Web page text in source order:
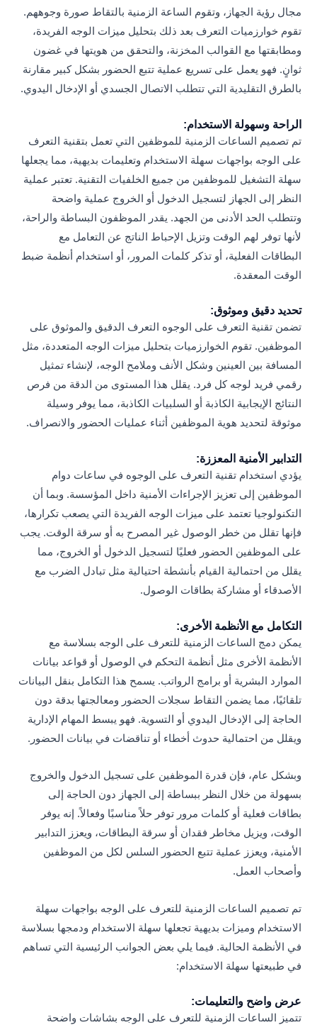
مجال رؤية الجهاز، وتقوم الساعة الزمنية بالتقاط صورة وجوههم.
تقوم خوارزميات التعرف بعد ذلك بتحليل ميزات الوجه الفريدة،
ومطابقتها مع القوالب المخزنة، والتحقق من هويتها في غضون
ثوانٍ. فهو يعمل على تسريع عملية تتبع الحضور بشكل كبير مقارنة
بالطرق التقليدية التي تتطلب الاتصال الجسدي أو الإدخال اليدوي.
الراحة وسهولة الاستخدام:
تم تصميم الساعات الزمنية للموظفين التي تعمل بتقنية التعرف
على الوجه بواجهات سهلة الاستخدام وتعليمات بديهية، مما يجعلها
سهلة التشغيل للموظفين من جميع الخلفيات التقنية. تعتبر عملية
النظر إلى الجهاز لتسجيل الدخول أو الخروج عملية واضحة
وتتطلب الحد الأدنى من الجهد. يقدر الموظفون البساطة والراحة،
لأنها توفر لهم الوقت وتزيل الإحباط الناتج عن التعامل مع
البطاقات الفعلية، أو تذكر كلمات المرور، أو استخدام أنظمة ضبط
الوقت المعقدة.
تحديد دقيق وموثوق:
تضمن تقنية التعرف على الوجوه التعرف الدقيق والموثوق على
الموظفين. تقوم الخوارزميات بتحليل ميزات الوجه المتعددة، مثل
المسافة بين العينين وشكل الأنف وملامح الوجه، لإنشاء تمثيل
رقمي فريد لوجه كل فرد. يقلل هذا المستوى من الدقة من فرص
النتائج الإيجابية الكاذبة أو السلبيات الكاذبة، مما يوفر وسيلة
موثوقة لتحديد هوية الموظفين أثناء عمليات الحضور والانصراف.
التدابير الأمنية المعززة:
يؤدي استخدام تقنية التعرف على الوجوه في ساعات دوام
الموظفين إلى تعزيز الإجراءات الأمنية داخل المؤسسة. وبما أن
التكنولوجيا تعتمد على ميزات الوجه الفريدة التي يصعب تكرارها،
فإنها تقلل من خطر الوصول غير المصرح به أو سرقة الوقت. يجب
على الموظفين الحضور فعليًا لتسجيل الدخول أو الخروج، مما
يقلل من احتمالية القيام بأنشطة احتيالية مثل تبادل الضرب مع
الأصدقاء أو مشاركة بطاقات الوصول.
التكامل مع الأنظمة الأخرى:
يمكن دمج الساعات الزمنية للتعرف على الوجه بسلاسة مع
الأنظمة الأخرى مثل أنظمة التحكم في الوصول أو قواعد بيانات
الموارد البشرية أو برامج الرواتب. يسمح هذا التكامل بنقل البيانات
تلقائيًا، مما يضمن التقاط سجلات الحضور ومعالجتها بدقة دون
الحاجة إلى الإدخال اليدوي أو التسوية. فهو يبسط المهام الإدارية
ويقلل من احتمالية حدوث أخطاء أو تناقضات في بيانات الحضور.
وبشكل عام، فإن قدرة الموظفين على تسجيل الدخول والخروج
بسهولة من خلال النظر ببساطة إلى الجهاز دون الحاجة إلى
بطاقات فعلية أو كلمات مرور توفر حلاً مناسبًا وفعالاً. إنه يوفر
الوقت، ويزيل مخاطر فقدان أو سرقة البطاقات، ويعزز التدابير
الأمنية، ويعزز عملية تتبع الحضور السلس لكل من الموظفين
وأصحاب العمل.
تم تصميم الساعات الزمنية للتعرف على الوجه بواجهات سهلة
الاستخدام وميزات بديهية تجعلها سهلة الاستخدام ودمجها بسلاسة
في الأنظمة الحالية. فيما يلي بعض الجوانب الرئيسية التي تساهم
في طبيعتها سهلة الاستخدام:
عرض واضح والتعليمات:
تتميز الساعات الزمنية للتعرف على الوجه بشاشات واضحة